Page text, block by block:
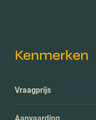
Kenmerken
Vraagprijs
Aanvaarding